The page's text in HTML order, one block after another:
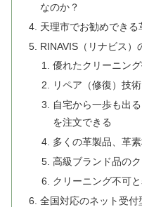
なのか？
天理市でお勧めでき
RINAVIS（リナビス）
優れたクリーニン
リペア（修復）技
自宅から一歩も出
を注文できる
多くの革製品、革
高級ブランド品の
クリーニング不可
全国対応のネット受付